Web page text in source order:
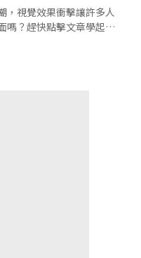
，視覺效果衝擊讓許多人
嗎？趕快點擊文章學起來